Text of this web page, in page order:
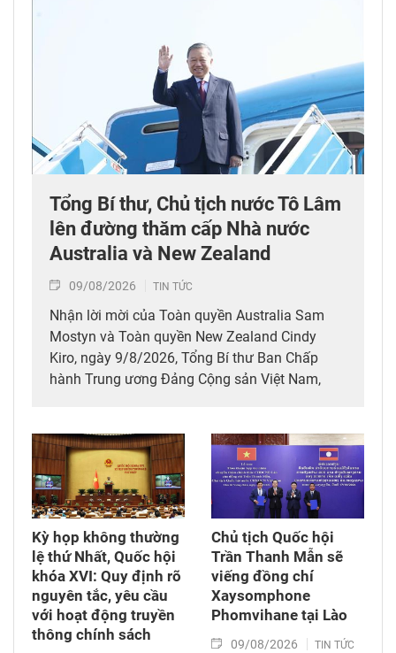
Tổng Bí thư, Chủ tịch nước Tô Lâm
lên đường thăm cấp Nhà nước
Australia và New Zealand
09/08/2026 TIN TỨC
Nhận lời mời của Toàn quyền Australia Sam
Mostyn và Toàn quyền New Zealand Cindy
Kiro, ngày 9/8/2026, Tổng Bí thư Ban Chấp
hành Trung ương Đảng Cộng sản Việt Nam,
Nam rời Thủ đô Hà Nội lên đường thăm cấp
Nhà nước tới Australia và New Zealand từ ngày
9 - 14/8/2026.
Kỳ họp không thường
lệ thứ Nhất, Quốc hội
khóa XVI: Quy định rõ
nguyên tắc, yêu cầu
với hoạt động truyền
thông chính sách
Chủ tịch Quốc hội
Trần Thanh Mẫn sẽ
viếng đồng chí
Xaysomphone
Phomvihane tại Lào
09/08/2026 TIN TỨC